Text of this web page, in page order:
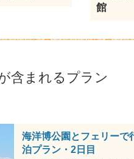
館
含まれるプラン
海洋博公園とフェリーで
泊プラン・2日目